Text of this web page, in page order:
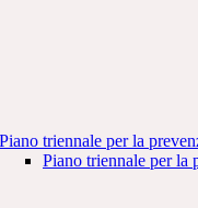
Piano triennale per la
Piano triennale per la